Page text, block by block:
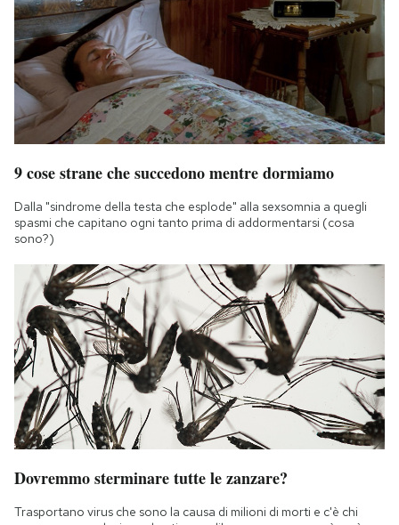
9 cose strane che succedono mentre dormiamo
Dalla "sindrome della testa che esplode" alla sexsomnia a quegli
spasmi che capitano ogni tanto prima di addormentarsi (cosa
sono?)
Dovremmo sterminare tutte le zanzare?
Trasportano virus che sono la causa di milioni di morti e c'è chi